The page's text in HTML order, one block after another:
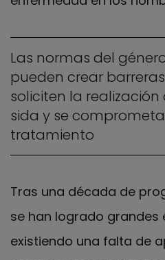
Las normas del
pueden crear
soliciten la
sida y se
tratamiento
Tras una década de
se han logrado grandes
existiendo una falta de